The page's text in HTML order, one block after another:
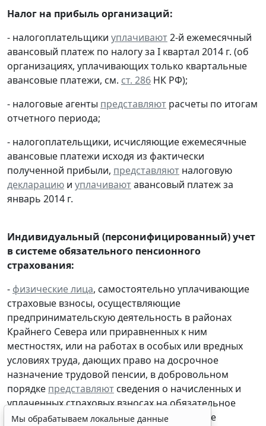
Налог на прибыль организаций:
- налогоплательщики уплачивают2-й ежемесячный
авансовый платеж по налогу за I квартал 2014 г. (об
организациях, уплачивающих только квартальные
авансовые платежи, см. ст. 286 НК РФ);
- налоговые агенты представляют расчеты по итогам
отчетного периода;
- налогоплательщики, исчисляющие ежемесячные
авансовые платежи исходя из фактически
полученной прибыли, представляют налоговую
декларацию и уплачиваютавансовый платеж за
январь 2014 г.
Индивидуальный (персонифицированный) учет
в системе обязательного пенсионного
страхования:
- физические лица, самостоятельно уплачивающие
страховые взносы, осуществляющие
предпринимательскую деятельность в районах
Крайнего Севера или приравненных к ним
местностях, или на работах в особых или вредных
условиях труда, дающих право на досрочное
назначение трудовой пенсии, в добровольном
порядке представляют сведения о начисленных и
уплаченных страховых взносах на обязательное
пенсионное страхование и страховом стаже
Мы обрабатываем локальные данные